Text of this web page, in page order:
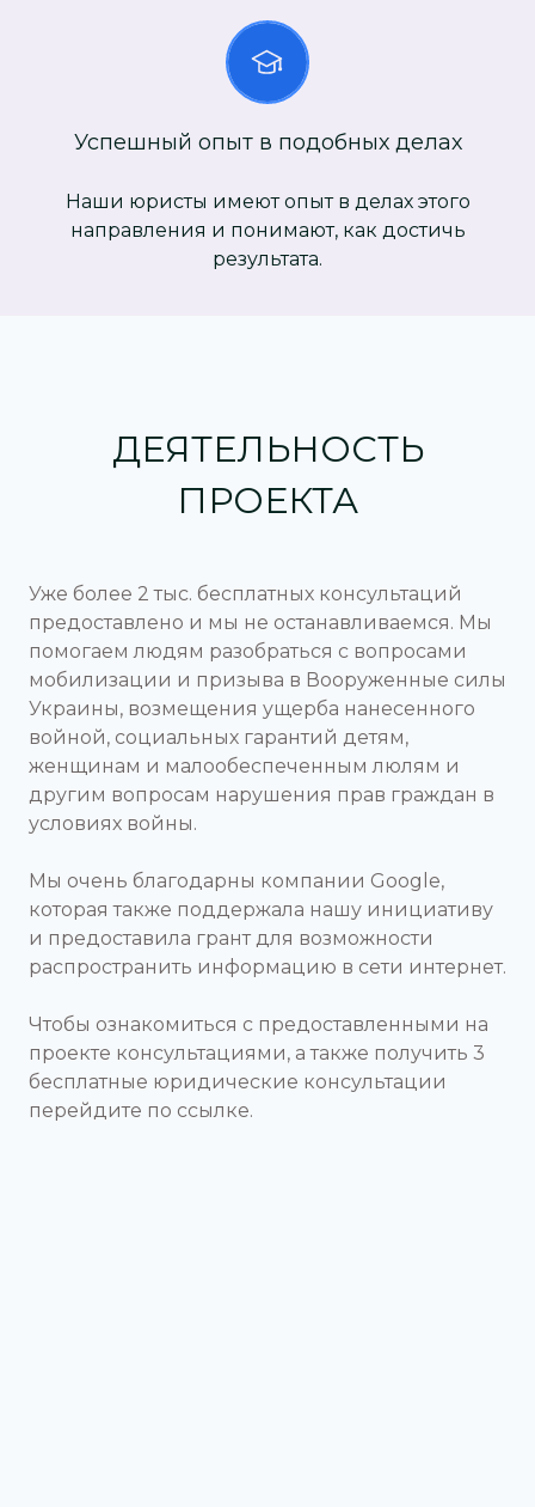
Успешный опыт в подобных делах
Наши юристы имеют опыт в делах этого
направления и понимают, как достичь
результата.
ДЕЯТЕЛЬНОСТЬ
ПРОЕКТА
Уже более 2 тыс. бесплатных консультаций
предоставлено и мы не останавливаемся. Мы
помогаем людям разобраться с вопросами
мобилизации и призыва в Вооруженные силы
Украины, возмещения ущерба нанесенного
войной, социальных гарантий детям,
женщинам и малообеспеченным люлям и
другим вопросам нарушения прав граждан в
условиях войны.
Мы очень благодарны компании Google,
которая также поддержала нашу инициативу
и предоставила грант для возможности
распространить информацию в сети интернет.
Чтобы ознакомиться с предоставленными на
проекте консультациями, а также получить 3
бесплатные юридические консультации
перейдите по ссылке.